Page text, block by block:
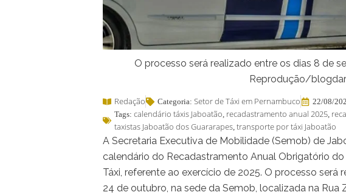
O processo será realizado entre os dias 8 de
Reprodução/
Redação Categoria: Setor de Táxi em Pernambuco 22/08/
Tags: calendário táxis Jaboatão, recadastramento anual 2025,
taxistas Jaboatão dos Guararapes, transporte por táxi Jaboatão
A Secretaria Executiva de Mobilidade (Semob) de
calendário do Recadastramento Anual Obrigatório
Táxi, referente ao exercício de 2025. O processo
24 de outubro, na sede da Semob, localizada na Rua